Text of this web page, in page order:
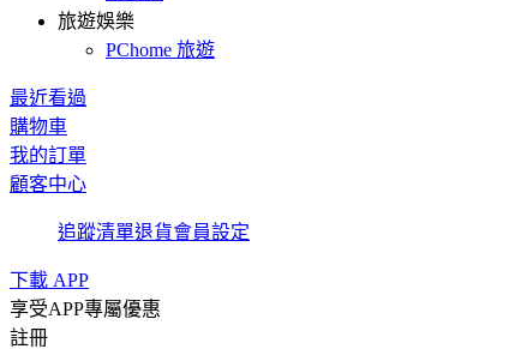
旅遊娛樂
PChome 旅遊
最近看過
購物車
我的訂單
顧客中心
追蹤清單退貨會員設定
下載 APP
享受APP專屬優惠
註冊